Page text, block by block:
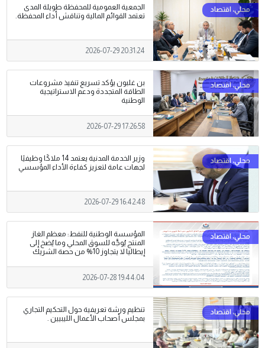
الجمعية العمومية للمحفظة طويلة المدى
تعتمد القوائم المالية وتناقش أداء المحفظة.
2026-07-29 20:31:24
بن غلبون يؤكد تسريع تنفيذ مشروعات
الطاقة المتجددة ودعم الاستراتيجية
الوطنية
2026-07-29 17:26:58
وزير الخدمة المدنية يعتمد 14 ملاكًا وظيفيًا
لجهات عامة لتعزيز كفاءة الأداء المؤسسي
2026-07-29 16:42:48
المؤسسة الوطنية للنفط: معظم الغاز
المنتج يُوجَّه للسوق المحلي وما يُضخ إلى
إيطاليا لا يتجاوز 10% من حصة الشريك
2026-07-28 19:44:04
تنظيم ورشة تعريفية حول التحكيم التجاري
بمجلس أصحاب الأعمال الليبيين .